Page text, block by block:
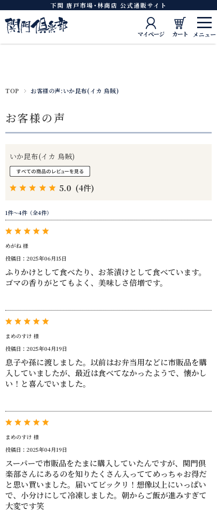
下関 唐戸市場･林商店 公式通販サイト
マイページ カート
TOP お客様の声:いか昆布(イカ 烏賊)
お客様の声
いか昆布(イカ 烏賊)
5.0 (4件)
1件～4件（全4件）
めがね 様
投稿日：2025年06月15日
ふりかけとして食べたり、お茶漬けとして食べています。
ゴマの香りがとてもよく、美味しさ倍増です。
まめのすけ 様
投稿日：2025年04月19日
息子や孫に渡しました。以前はお弁当用などに市販品を購
入していましたが、最近は食べてなかったようで、懐かし
い！と喜んでいました。
まめのすけ 様
投稿日：2025年04月19日
スーパーで市販品をたまに購入していたんですが、関門倶
楽部さんにあるのを知りたくさん入っててめっちゃお得だ
と思い買いました。届いてビックリ！想像以上にいっぱい
で、小分けにして冷凍しました。朝からご飯が進みすぎて
大変です笑